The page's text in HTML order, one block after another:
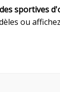
sportives
ou